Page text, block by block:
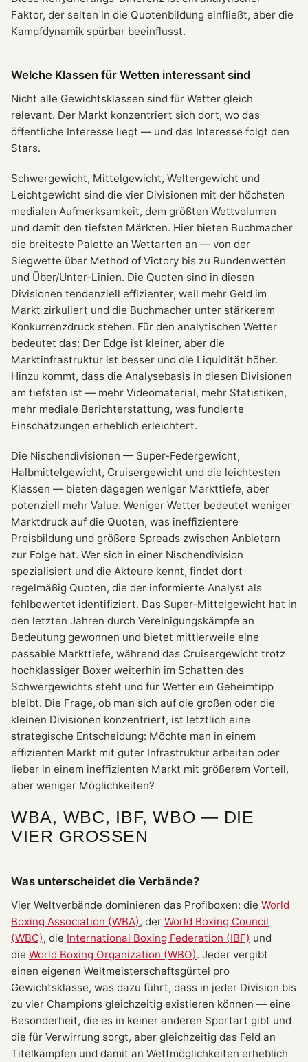
Faktor, der selten in die Quotenbildung einfließt, aber die
Kampfdynamik spürbar beeinflusst.
Welche Klassen für Wetten interessant sind
Nicht alle Gewichtsklassen sind für Wetter gleich
relevant. Der Markt konzentriert sich dort, wo das
öffentliche Interesse liegt — und das Interesse folgt den
Stars.
Schwergewicht, Mittelgewicht, Weltergewicht und
Leichtgewicht sind die vier Divisionen mit der höchsten
medialen Aufmerksamkeit, dem größten Wettvolumen
und damit den tiefsten Märkten. Hier bieten Buchmacher
die breiteste Palette an Wettarten an — von der
Siegwette über Method of Victory bis zu Rundenwetten
und Über/Unter-Linien. Die Quoten sind in diesen
Divisionen tendenziell effizienter, weil mehr Geld im
Markt zirkuliert und die Buchmacher unter stärkerem
Konkurrenzdruck stehen. Für den analytischen Wetter
bedeutet das: Der Edge ist kleiner, aber die
Marktinfrastruktur ist besser und die Liquidität höher.
Hinzu kommt, dass die Analysebasis in diesen Divisionen
am tiefsten ist — mehr Videomaterial, mehr Statistiken,
mehr mediale Berichterstattung, was fundierte
Einschätzungen erheblich erleichtert.
Die Nischendivisionen — Super-Federgewicht,
Halbmittelgewicht, Cruisergewicht und die leichtesten
Klassen — bieten dagegen weniger Markttiefe, aber
potenziell mehr Value. Weniger Wetter bedeutet weniger
Marktdruck auf die Quoten, was ineffizientere
Preisbildung und größere Spreads zwischen Anbietern
zur Folge hat. Wer sich in einer Nischendivision
spezialisiert und die Akteure kennt, findet dort
regelmäßig Quoten, die der informierte Analyst als
fehlbewertet identifiziert. Das Super-Mittelgewicht hat in
den letzten Jahren durch Vereinigungskämpfe an
Bedeutung gewonnen und bietet mittlerweile eine
passable Markttiefe, während das Cruisergewicht trotz
hochklassiger Boxer weiterhin im Schatten des
Schwergewichts steht und für Wetter ein Geheimtipp
bleibt. Die Frage, ob man sich auf die großen oder die
kleinen Divisionen konzentriert, ist letztlich eine
strategische Entscheidung: Möchte man in einem
effizienten Markt mit guter Infrastruktur arbeiten oder
lieber in einem ineffizienten Markt mit größerem Vorteil,
aber weniger Möglichkeiten?
WBA, WBC, IBF, WBO — DIE
VIER GROSSEN
Was unterscheidet die Verbände?
Vier Weltverbände dominieren das Profiboxen: die World
Boxing Association (WBA), der World Boxing Council
(WBC), die International Boxing Federation (IBF) und
die World Boxing Organization (WBO). Jeder vergibt
einen eigenen Weltmeisterschaftsgürtel pro
Gewichtsklasse, was dazu führt, dass in jeder Division bis
zu vier Champions gleichzeitig existieren können — eine
Besonderheit, die es in keiner anderen Sportart gibt und
die für Verwirrung sorgt, aber gleichzeitig das Feld an
Titelkämpfen und damit an Wettmöglichkeiten erheblich